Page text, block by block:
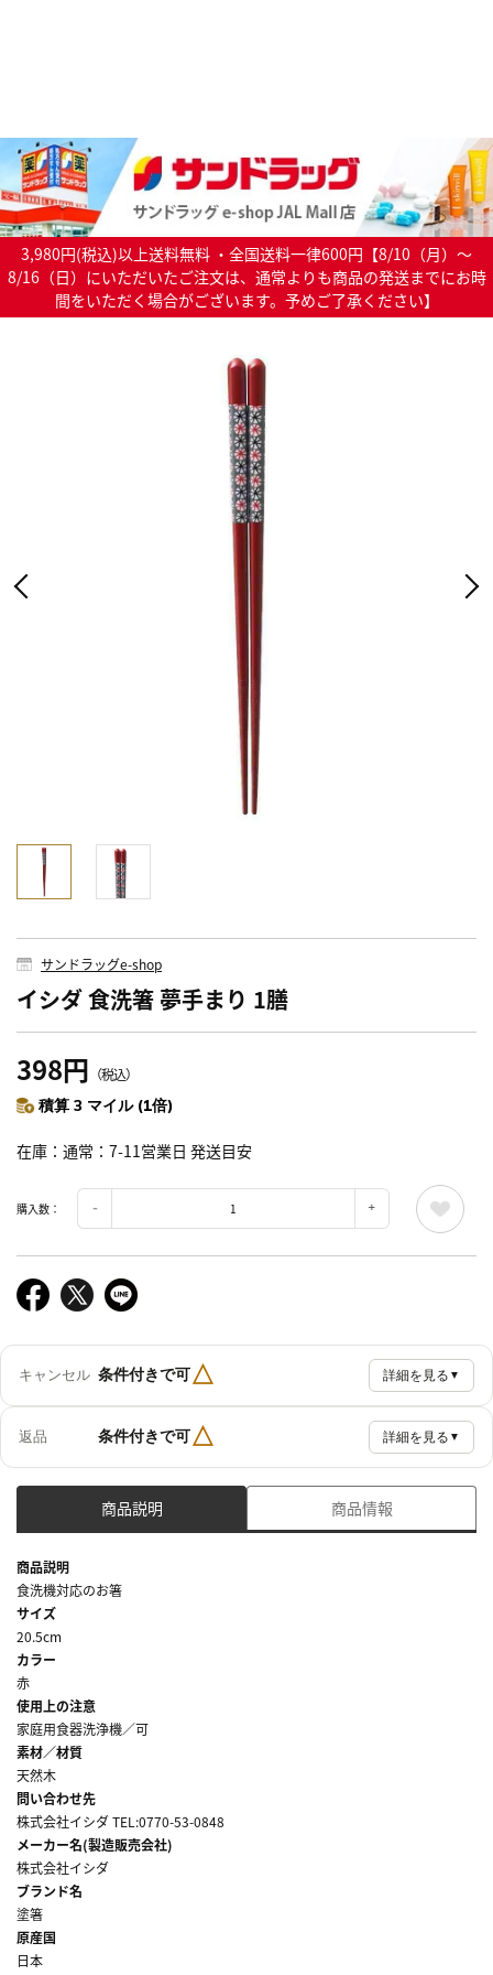
3,980円(税込)以上送料無料 ・全国送料一律600円【8/10（月）～
8/16（日）にいただいたご注文は、通常よりも商品の発送までにお時
間をいただく場合がございます。予めご了承ください】
サンドラッグe-shop
イシダ 食洗箸 夢手まり 1膳
398円 （税込）
積算 3 マイル (1倍)
在庫 通常：7-11営業日 発送目安
購入数：
キャンセル 条件付きで可△ 詳細を見る ▼
返品 条件付きで可△ 詳細を見る ▼
商品説明 商品情報
商品説明
食洗機対応のお箸
サイズ
20.5cm
カラー
赤
使用上の注意
家庭用食器洗浄機／可
素材／材質
天然木
問い合わせ先
株式会社イシダ TEL:0770-53-0848
メーカー名(製造販売会社)
株式会社イシダ
ブランド名
塗箸
原産国
日本